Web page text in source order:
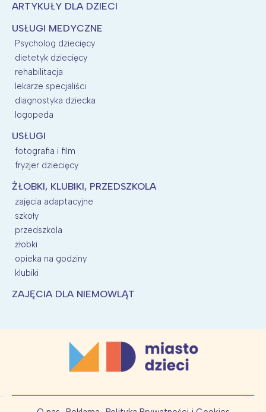
ARTYKUŁY DLA DZIECI
USŁUGI MEDYCZNE
Psycholog dziecięcy
dietetyk dziecięcy
rehabilitacja
lekarze specjaliści
diagnostyka dziecka
logopeda
USŁUGI
fotografia i film
fryzjer dziecięcy
ŻŁOBKI, KLUBIKI, PRZEDSZKOLA
zajęcia adaptacyjne
szkoły
przedszkola
żłobki
opieka na godziny
klubiki
ZAJĘCIA DLA NIEMOWLĄT